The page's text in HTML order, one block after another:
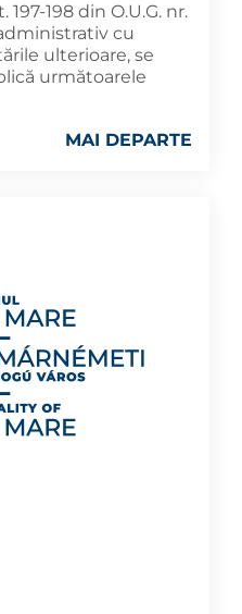
198 din O.U.G. nr.
cu
ulterioare, se
următoarele
MAI DEPARTE